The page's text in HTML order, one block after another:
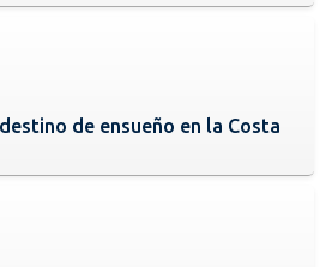
de ensueño en la Costa